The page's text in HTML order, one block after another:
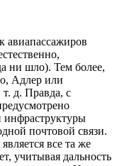
авиапассажиров
ни шло). Тем более,
Адлер или
д. Правда, с
почтовой связи.
все та же
учитывая дальность